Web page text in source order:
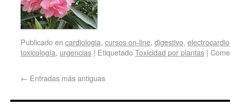
Publicado en cardiologia, cursos on-line, digestivo,
toxicología, urgencias | EtiquetadoToxicidad por plantas |
← Entradas más antiguas